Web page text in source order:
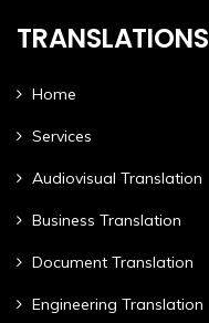
TRANSLATIONS
Home
Services
Audiovisual Translation
Business Translation
Document Translation
Engineering Translation